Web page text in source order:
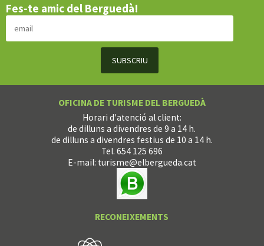
Fes-te amic del Berguedà!
OFICINA DE TURISME DEL BERGUEDÀ
Horari d'atenció al client:
de dilluns a divendres de 9 a 14 h.
de dilluns a divendres festius de 10 a 14 h.
Tel. 654 125 696
E-mail: turisme@elbergueda.cat
RECONEIXEMENTS